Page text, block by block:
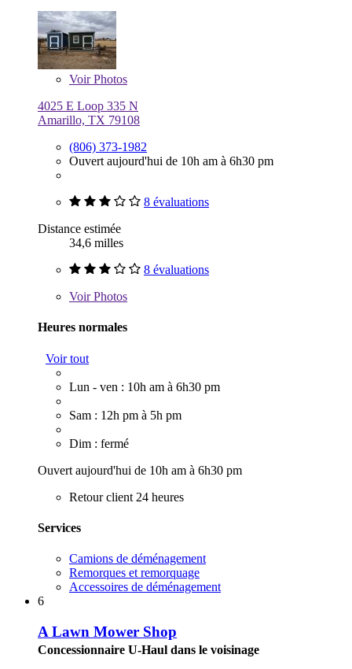
VoirPhotos
4025 E Loop 335 N
Amarillo, TX 79108
(806) 373-1982
Ouvert aujourd'hui de 10h am à 6h30 pm
8 évaluations
Distance estimée
34,6 milles
8 évaluations
VoirPhotos
Heures normales
Voir tout
Lun - ven : 10h am à 6h30 pm
Sam : 12h pm à 5h pm
Dim : fermé
Ouvert aujourd'hui de 10h am à 6h30 pm
Retour client 24 heures
Services
Camions de déménagement
Remorques et remorquage
Accessoires de déménagement
6
A Lawn Mower Shop
Concessionnaire U-Haul dans le voisinage